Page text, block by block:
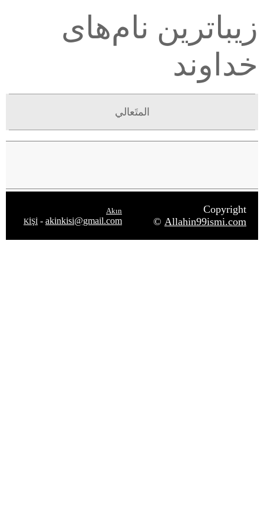
زیباترین نام‌های
خداوند
المتَعالي
Copyright
© Allahin99ismi.com
Akın
KİŞİ - akinkisi@gmail.com